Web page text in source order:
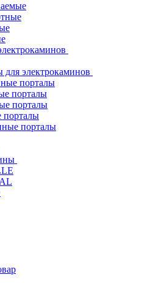
для электрокаминов
порталы
порталы
порталы
порталы
порталы